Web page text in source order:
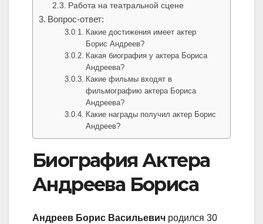
Работа на театральной сцене
Вопрос-ответ:
Какие достижения имеет актер
Борис Андреев?
Какая биография у актера Бориса
Андреева?
Какие фильмы входят в
фильмографию актера Бориса
Андреева?
Какие награды получил актер Борис
Андреев?
Биография Актера
Андреева Бориса
Андреев Борис Васильевич родился 30